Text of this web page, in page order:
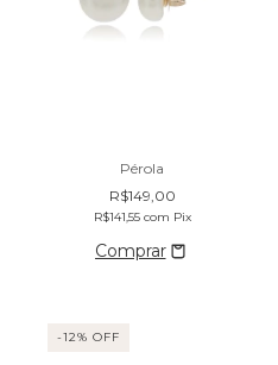
Pérola
R$149,00
R$141,55 com Pix
-12% OFF